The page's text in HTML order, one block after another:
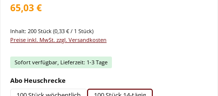
65,03 €
Inhalt: 200 Stück (0,33 € / 1 Stück)
Preise inkl. MwSt. zzgl. Versandkosten
Sofort verfügbar, Lieferzeit: 1-3 Tage
Abo Heuschreckeauswählen